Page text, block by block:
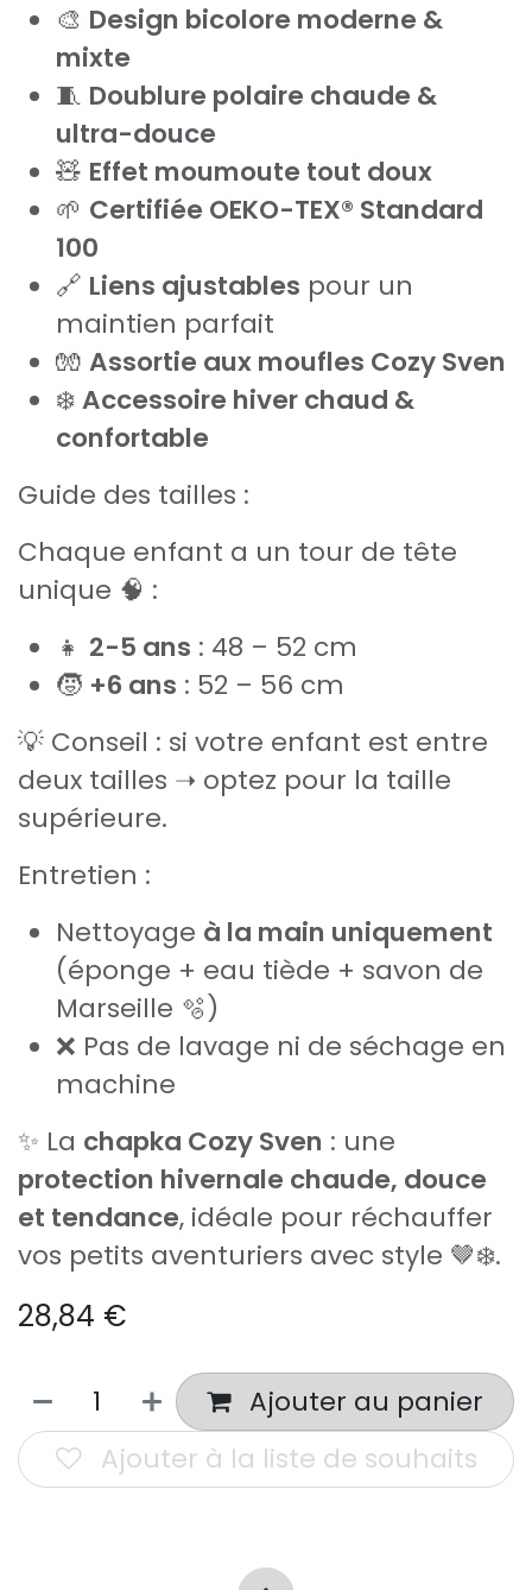
🎨 Design bicolore moderne &
mixte
🧵 Doublure polaire chaude &
ultra-douce
🧸 Effet moumoute tout doux
🌱 Certifiée OEKO-TEX® Standard
100
🔗 Liens ajustables pour un
maintien parfait
🧤 Assortie aux moufles Cozy Sven
❄️Accessoire hiver chaud &
confortable
Guide des tailles :
Chaque enfant a un tour de tête
unique 🧠 :
👧 2-5 ans : 48 – 52 cm
🧒 +6 ans : 52 – 56 cm
💡 Conseil : si votre enfant est entre
deux tailles ➝ optez pour la taille
supérieure.
Entretien :
Nettoyage à la main uniquement
(éponge + eau tiède + savon de
Marseille 🫧)
❌ Pas de lavage ni de séchage en
machine
✨ La chapka Cozy Sven : une
protection hivernale chaude, douce
et tendance, idéale pour réchauffer
vos petits aventuriers avec style 🤎❄️.
28,84 €
Ajouter au panier
Ajouter à la liste de souhaits